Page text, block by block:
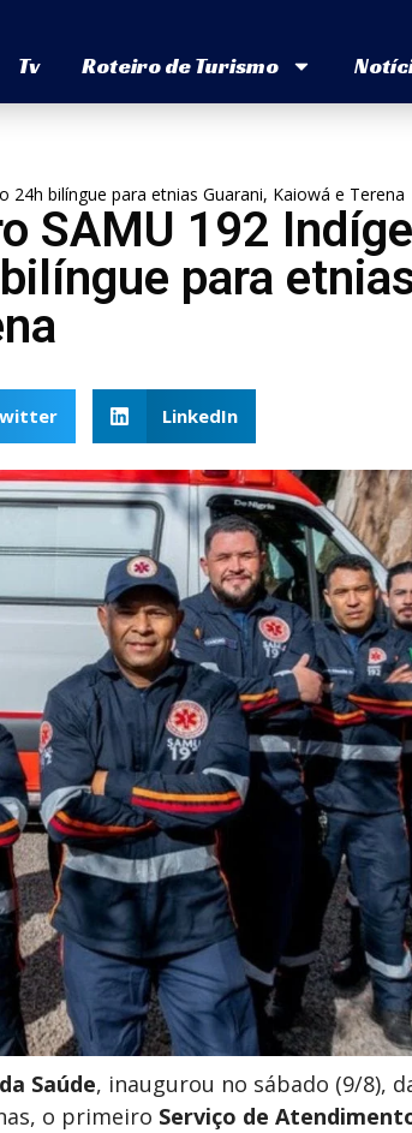
Tv Roteiro de Turismo
bilíngue para etnias Guarani, Kaiowá e Terena
SAMU 192
para
LinkedIn
da Saúde, inaugurou no sábado (9/8),
o primeiro Serviço de